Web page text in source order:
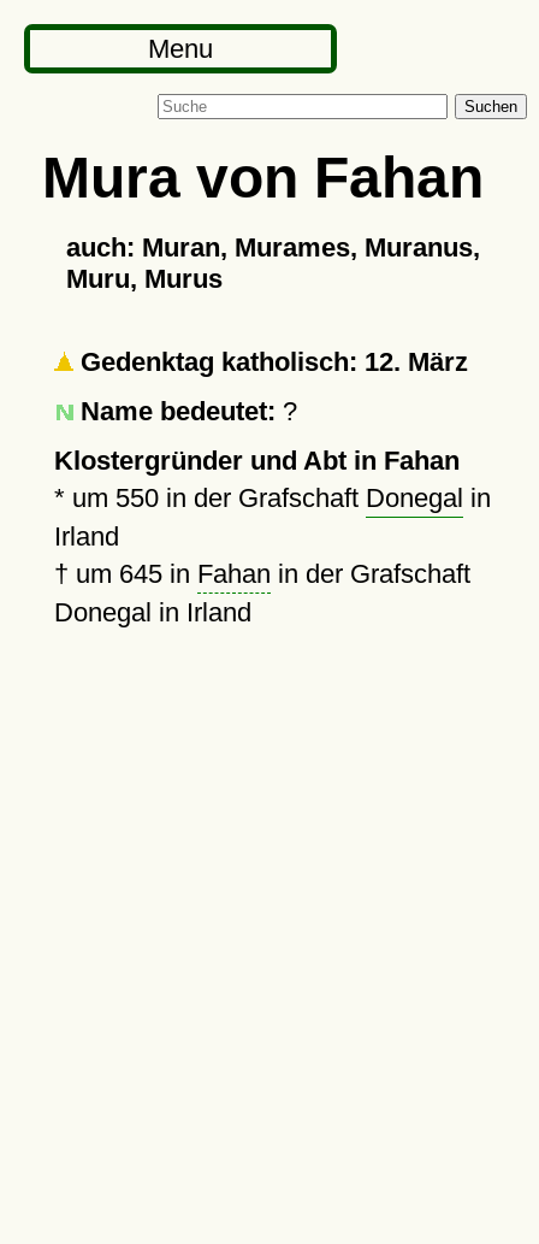
Menu
Suchen
Mura von Fahan
auch: Muran, Murames, Muranus,
Muru, Murus
Gedenktag katholisch: 12. März
Name bedeutet: ?
Klostergründer und Abt in Fahan
* um 550in der Grafschaft Donegal in
Irland
† um 645in Fahan in der Grafschaft
Donegal in Irland